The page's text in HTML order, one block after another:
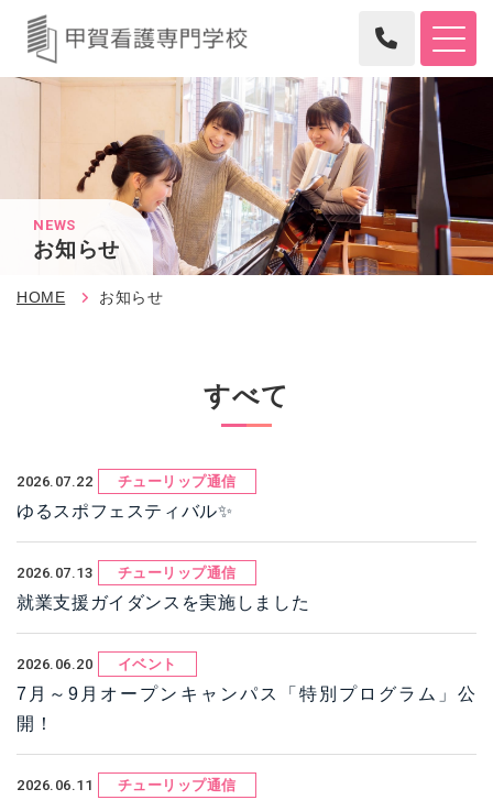
NEWS
お知らせ
HOME お知らせ
すべて
2026.07.22 チューリップ通信
ゆるスポフェスティバル✨
2026.07.13 チューリップ通信
就業支援ガイダンスを実施しました
2026.06.20 イベント
7月～9月オープンキャンパス「特別プログラム」公
開！
2026.06.11 チューリップ通信